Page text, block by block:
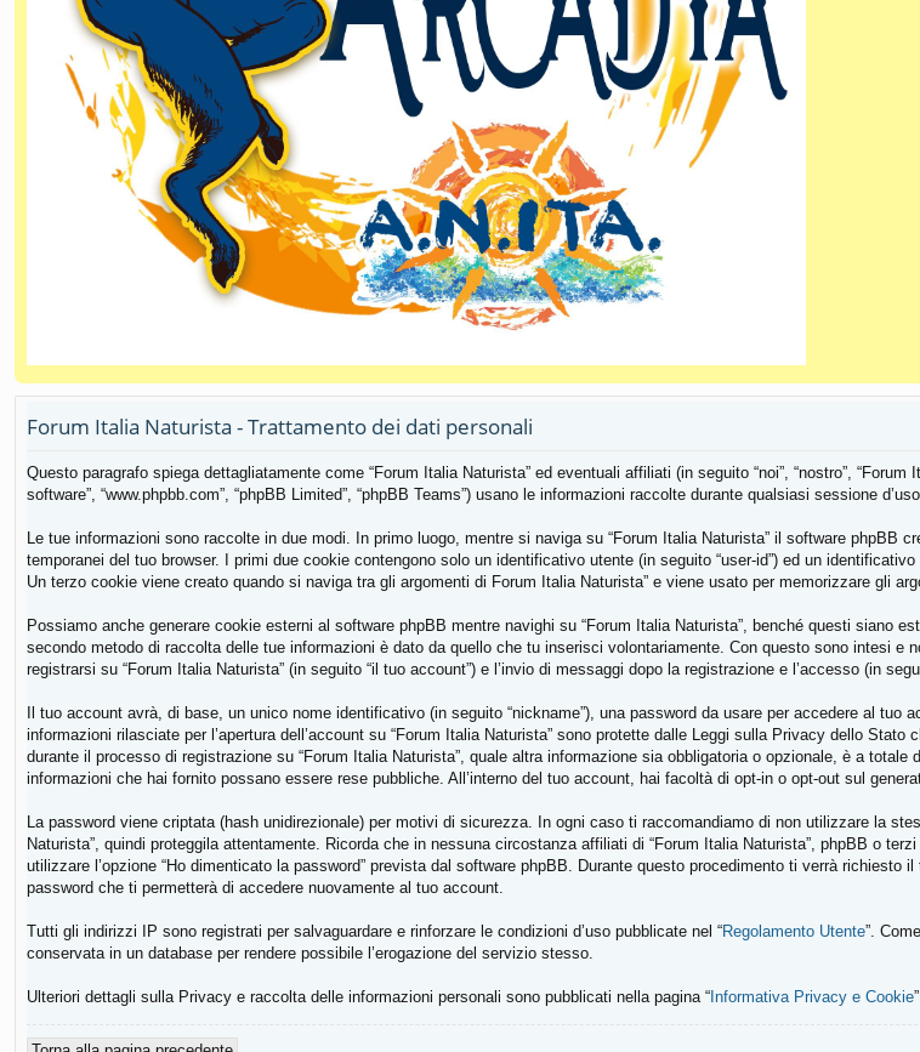
Forum Italia Naturista - Trattamento dei dati personali
Questo paragrafo spiega dettagliatamente come “Forum Italia Naturista” ed eventuali affiliati (in seguito “noi”, “nostro”,
software”, “www.phpbb.com”, “phpBB Limited”, “phpBB Teams”) usano le informazioni raccolte durante qualsiasi sessione
Le tue informazioni sono raccolte in due modi. In primo luogo, mentre si naviga su “Forum Italia Naturista” il software
temporanei del tuo browser. I primi due cookie contengono solo un identificativo utente (in seguito “user-id”) ed un
Un terzo cookie viene creato quando si naviga tra gli argomenti di Forum Italia Naturista” e viene usato per memorizzare gli
Possiamo anche generare cookie esterni al software phpBB mentre navighi su “Forum Italia Naturista”, benché questi siano
secondo metodo di raccolta delle tue informazioni è dato da quello che tu inserisci volontariamente. Con questo sono intesi e
registrarsi su “Forum Italia Naturista” (in seguito “il tuo account”) e l’invio di messaggi dopo la registrazione e l’accesso (in
Il tuo account avrà, di base, un unico nome identificativo (in seguito “nickname”), una password da usare per accedere al tuo
informazioni rilasciate per l’apertura dell’account su “Forum Italia Naturista” sono protette dalle Leggi sulla Privacy dello
durante il processo di registrazione su “Forum Italia Naturista”, quale altra informazione sia obbligatoria o opzionale, è a
informazioni che hai fornito possano essere rese pubbliche. All’interno del tuo account, hai facoltà di opt-in o opt-out sul
La password viene criptata (hash unidirezionale) per motivi di sicurezza. In ogni caso ti raccomandiamo di non utilizzare la
Naturista”, quindi proteggila attentamente. Ricorda che in nessuna circostanza affiliati di “Forum Italia Naturista”, phpBB o
utilizzare l’opzione “Ho dimenticato la password” prevista dal software phpBB. Durante questo procedimento ti verrà
password che ti permetterà di accedere nuovamente al tuo account.
Tutti gli indirizzi IP sono registrati per salvaguardare e rinforzare le condizioni d’uso pubblicate nel “Regolamento Utente”.
conservata in un database per rendere possibile l’erogazione del servizio stesso.
Ulteriori dettagli sulla Privacy e raccolta delle informazioni personali sono pubblicati nella pagina “Informativa Privacy e Cookie